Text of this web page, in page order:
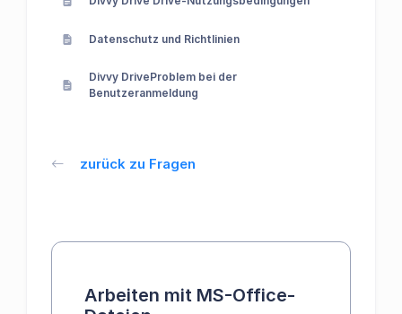
Datenschutz und Richtlinien
Divvy DriveProblem bei der
Benutzeranmeldung
zurück zu Fragen
Arbeiten mit MS-Office-